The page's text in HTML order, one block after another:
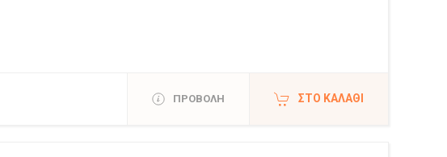
ΠΡΟΒΟΛΗ ΣΤΟ ΚΑΛΆΘΙ